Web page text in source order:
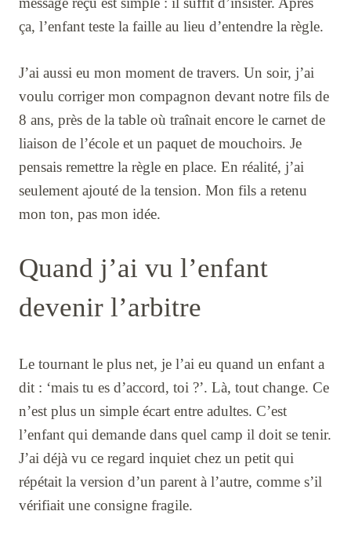
ça, l’enfant teste la faille au lieu d’entendre la règle.
J’ai aussi eu mon moment de travers. Un soir, j’ai
voulu corriger mon compagnon devant notre fils de
8 ans, près de la table où traînait encore le carnet de
liaison de l’école et un paquet de mouchoirs. Je
pensais remettre la règle en place. En réalité, j’ai
seulement ajouté de la tension. Mon fils a retenu
mon ton, pas mon idée.
Quand j’ai vu l’enfant
devenir l’arbitre
Le tournant le plus net, je l’ai eu quand un enfant a
dit : ‘mais tu es d’accord, toi ?’. Là, tout change. Ce
n’est plus un simple écart entre adultes. C’est
l’enfant qui demande dans quel camp il doit se tenir.
J’ai déjà vu ce regard inquiet chez un petit qui
répétait la version d’un parent à l’autre, comme s’il
vérifiait une consigne fragile.